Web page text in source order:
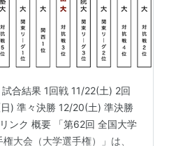
合結果 1回戦 11/22(土) 2回
) 準々決勝 12/20(土) 準決勝
ンク 概要 「第62回 全国大学
大会（大学選手権）」は、